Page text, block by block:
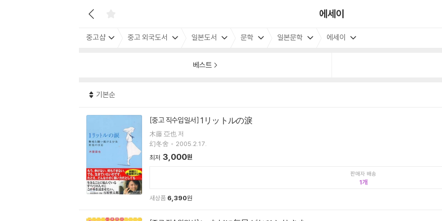
에세이
중고샵 중고 외국도서 일본도서 문학 일본문학 에세이
베스트
기본순
[중고 직수입일서] 1リットルの淚
木藤 亞也 저
幻冬舍
2005.2.17.
최저 3,000원
판매자 배송
1
새상품 6,390원